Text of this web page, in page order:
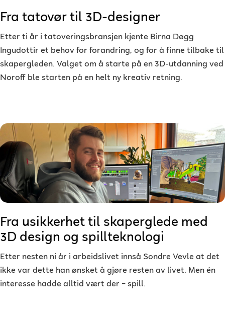
Fra tatovør til 3D-designer
Etter ti år i tatoveringsbransjen kjente Birna Døgg
Ingudottir et behov for forandring, og for å finne tilbake til
skapergleden. Valget om å starte på en 3D-utdanning ved
Noroff ble starten på en helt ny kreativ retning.
Fra usikkerhet til skaperglede med
3D design og spillteknologi
Etter nesten ni år i arbeidslivet innså Sondre Vevle at det
ikke var dette han ønsket å gjøre resten av livet. Men én
interesse hadde alltid vært der – spill.